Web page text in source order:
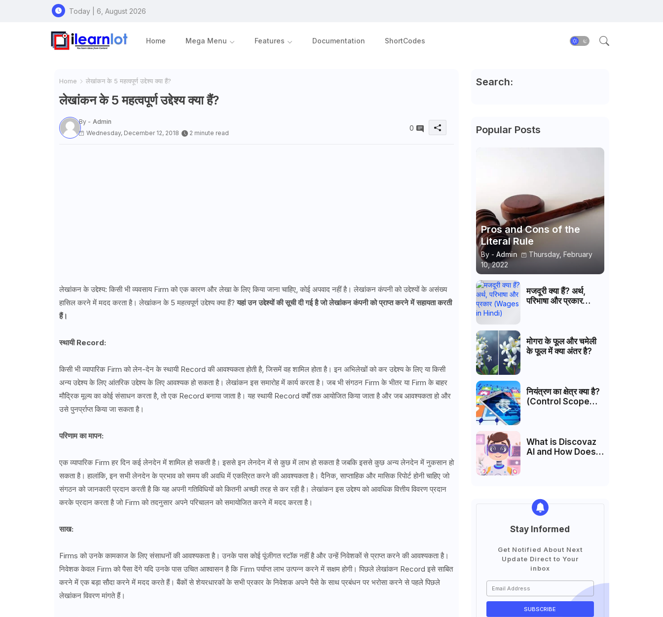
Today | 6, August 2026
Home Mega Menu Features Documentation ShortCodes
Home लेखांकन के 5 महत्वपूर्ण उद्देश्य क्या हैं?
लेखांकन के 5 महत्वपूर्ण उद्देश्य क्या हैं?
By - Admin
Wednesday, December 12, 2018
2 minute read
0
लेखांकन के उद्देश्य: किसी भी व्यवसाय Firm को एक कारण और लेखा के लिए किया जाना चाहिए, कोई अपवाद नहीं है। लेखांकन कंपनी को उद्देश्यों के असंख्य
हासिल करने में मदद करता है। लेखांकन के 5 महत्वपूर्ण उद्देश्य क्या हैं?यहां उन उद्देश्यों की सूची दी गई है जो लेखांकन कंपनी को प्राप्त करने में सहायता करती
हैं।
स्थायी Record:
किसी भी व्यापारिक Firm को लेन-देन के स्थायी Record की आवश्यकता होती है, जिसमें वह शामिल होता है। इन अभिलेखों को कर उद्देश्य के लिए या किसी
अन्य उद्देश्य के लिए आंतरिक उद्देश्य के लिए आवश्यक हो सकता है। लेखांकन इस समारोह में कार्य करता है। जब भी संगठन Firm के भीतर या Firm के बाहर
मौद्रिक मूल्य का कोई संसाधन करता है, तो एक Record बनाया जाता है। यह स्थायी Record वर्षों तक आयोजित किया जाता है और जब आवश्यकता हो और
उसे पुनर्प्राप्त किया जा सकता है।
परिणाम का मापन:
एक व्यापारिक Firm हर दिन कई लेनदेन में शामिल हो सकती है। इससे इन लेनदेन में से कुछ में लाभ हो सकता है जबकि इससे कुछ अन्य लेनदेन में नुकसान हो
सकता है। हालांकि, इन सभी लेनदेन के प्रभाव को समय की अवधि में एकत्रित करने की आवश्यकता है। दैनिक, साप्ताहिक और मासिक रिपोर्ट होनी चाहिए जो
संगठन को जानकारी प्रदान करती है कि यह अपनी गतिविधियों को कितनी अच्छी तरह से कर रही है। लेखांकन इस उद्देश्य को आवधिक वित्तीय विवरण प्रदान
करके प्रदान करता है जो Firm को तदनुसार अपने परिचालन को समायोजित करने में मदद करता है।
साख:
Firms को उनके कामकाज के लिए संसाधनों की आवश्यकता है। उनके पास कोई पूंजीगत स्टॉक नहीं है और उन्हें निवेशकों से प्राप्त करने की आवश्यकता है।
निवेशक केवल Firm को पैसा देंगे यदि उनके पास उचित आश्वासन है कि Firm पर्याप्त लाभ उत्पन्न करने में सक्षम होगी। पिछले लेखांकन Record इसे साबित
करने में एक बड़ा सौदा करने में मदद करते हैं। बैंकों से शेयरधारकों के सभी प्रकार के निवेशक अपने पैसे के साथ प्रबंधन पर भरोसा करने से पहले पिछले
लेखांकन विवरण मांगते हैं।
Search:
Popular Posts
Pros and Cons of the
Literal Rule
By - Admin
Thursday, February
10, 2022
मजदूरी क्या हैं? अर्थ,
परिभाषा और प्रकार
मोगरा के फूल और चमेली
के फूल में क्या अंतर है?
नियंत्रण का क्षेत्र क्या है?
(Control Scope
What is Discovaz
AI and How Does It
Stay Informed
Get Notified About Next
Update Direct to Your
inbox